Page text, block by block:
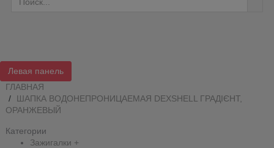
Левая панель
ГЛАВНАЯ
ШАПКА ВОДОНЕПРОНИЦАЕМАЯ DEXSHELL ГРАДІЄНТ,
ОРАНЖЕВЫЙ
Категории
Зажигалки +